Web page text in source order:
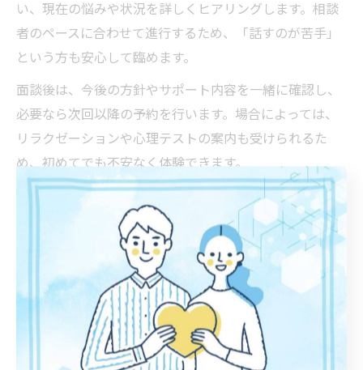
い、現在の悩みや状況を詳しくヒアリングします。相談
者のペースに合わせて進行するため、「話すのが苦手」
という方も安心して臨めます。
面談後は、今後の方針やサポート内容を一緒に確認し、
必要なら次回以降の予約を行います。場合によっては、
リラクゼーションや心理テストの案内も受けられるた
め、初めてでも不安なく体験できます。
茨城でおすすめのカウンセリングサポートとは
茨城県水戸市元山町でおすすめされるカウンセリングサ
ポートは、専門資格を持つカウンセラーによる丁寧な対
応と、利用者一人ひとりに最適化されたプログラムが大
きな特徴です。口コミや評判が高い施設では、初回体験
や無料相談を通じて、気軽に相談できる雰囲気づくりが
重視されています。